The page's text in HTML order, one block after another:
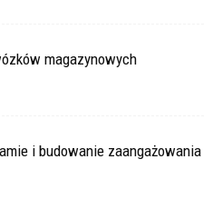
magazynowych
i budowanie zaangażowania